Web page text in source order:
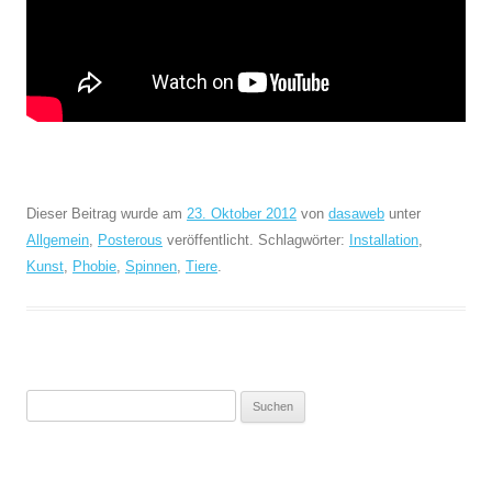
Dieser Beitrag wurde am 23. Oktober 2012 von dasaweb unter
Allgemein, Posterous veröffentlicht. Schlagwörter: Installation,
Kunst, Phobie, Spinnen, Tiere.